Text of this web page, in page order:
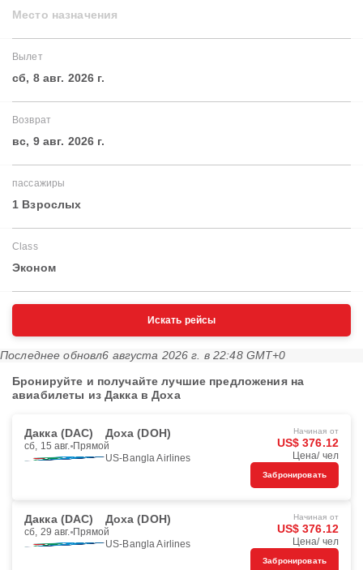
Место назначения
Вылет
сб, 8 авг. 2026 г.
Возврат
вс, 9 авг. 2026 г.
пассажиры
1 Взрослых
Class
Эконом
Искать рейсы
Последнее обновл6 августа 2026 г. в 22:48 GMT+0
Бронируйте и получайте лучшие предложения на
авиабилеты из Дакка в Доха
Дакка (DAC) Доха (DOH)
сб, 15 авг. Прямой
US-Bangla Airlines
Начиная от
US$ 376.12
Цена/ чел
Забронировать
Дакка (DAC) Доха (DOH)
сб, 29 авг. Прямой
US-Bangla Airlines
Начиная от
US$ 376.12
Цена/ чел
Забронировать